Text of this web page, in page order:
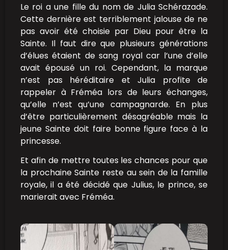
Le roi a une fille du nom de Julia Schérazade.
Cette dernière est terriblement jalouse de ne
pas avoir été choisie par Dieu pour être la
Sainte. Il faut dire que plusieurs générations
d’élues étaient de sang royal car l’une d’elle
avait épousé un roi. Cependant, la marque
n’est pas héréditaire et Julia profite de
rappeler à Fréméa lors de leurs échanges,
qu’elle n’est qu’une campagnarde. En plus
d’être particulièrement désagréable mais la
jeune Sainte doit faire bonne figure face à la
princesse.
Et afin de mettre toutes les chances pour que
la prochaine Sainte reste au sein de la famille
royale, il a été décidé que Julius, le prince, se
marierait avec Fréméa.